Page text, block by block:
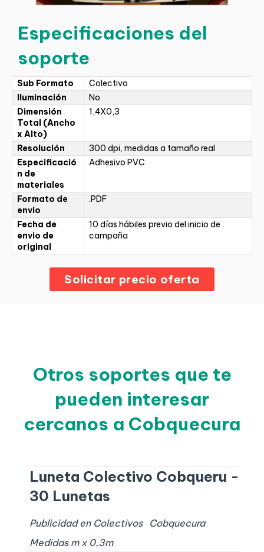
Especificaciones del
soporte
Sub Formato
Colectivo
Iluminación
No
Dimensión
Total (Ancho
x Alto)
1,4X0,3
Resolución
300 dpi, medidas a tamaño real
Especificació
n de
materiales
Adhesivo PVC
Formato de
envio
.PDF
Fecha de
envio de
original
10 días hábiles previo del inicio de
campaña
Solicitar precio oferta
Otros soportes que te
pueden interesar
cercanos a Cobquecura
Luneta Colectivo Cobqueru -
30 Lunetas
Publicidad en Colectivos
Cobquecura
Medidas m x 0,3m